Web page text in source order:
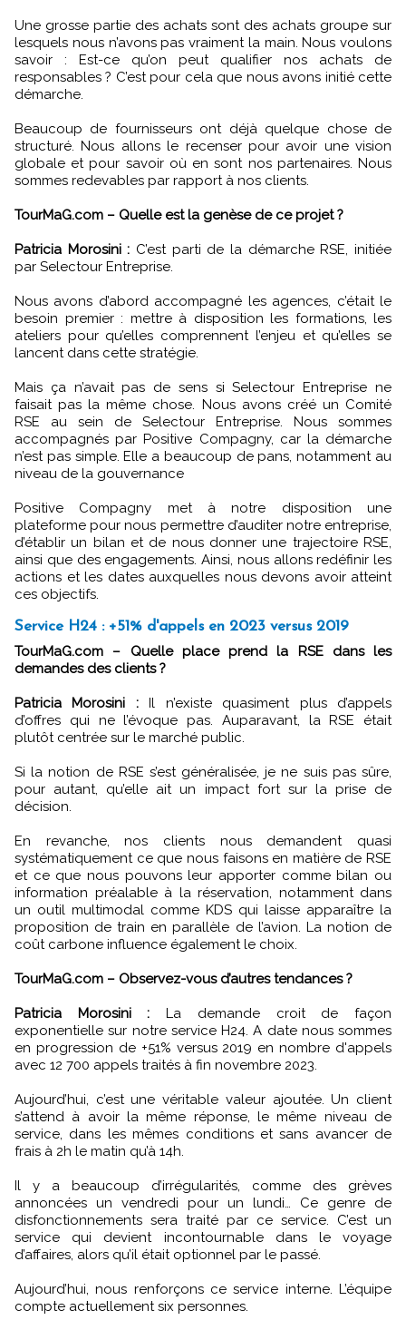
Une grosse partie des achats sont des achats groupe sur
lesquels nous n’avons pas vraiment la main. Nous voulons
savoir : Est-ce qu’on peut qualifier nos achats de
responsables ? C’est pour cela que nous avons initié cette
démarche.
Beaucoup de fournisseurs ont déjà quelque chose de
structuré. Nous allons le recenser pour avoir une vision
globale et pour savoir où en sont nos partenaires. Nous
sommes redevables par rapport à nos clients.
TourMaG.com – Quelle est la genèse de ce projet ?
Patricia Morosini : C’est parti de la démarche RSE, initiée
par Selectour Entreprise.
Nous avons d’abord accompagné les agences, c’était le
besoin premier : mettre à disposition les formations, les
ateliers pour qu’elles comprennent l’enjeu et qu’elles se
lancent dans cette stratégie.
Mais ça n’avait pas de sens si Selectour Entreprise ne
faisait pas la même chose. Nous avons créé un Comité
RSE au sein de Selectour Entreprise. Nous sommes
accompagnés par Positive Compagny, car la démarche
n’est pas simple. Elle a beaucoup de pans, notamment au
niveau de la gouvernance
Positive Compagny met à notre disposition une
plateforme pour nous permettre d’auditer notre entreprise,
d’établir un bilan et de nous donner une trajectoire RSE,
ainsi que des engagements. Ainsi, nous allons redéfinir les
actions et les dates auxquelles nous devons avoir atteint
ces objectifs.
Service H24 : +51% d'appels en 2023 versus 2019
TourMaG.com – Quelle place prend la RSE dans les
demandes des clients ?
Patricia Morosini :Il n’existe quasiment plus d’appels
d’offres qui ne l’évoque pas. Auparavant, la RSE était
plutôt centrée sur le marché public.
Si la notion de RSE s’est généralisée, je ne suis pas sûre,
pour autant, qu’elle ait un impact fort sur la prise de
décision.
En revanche, nos clients nous demandent quasi
systématiquement ce que nous faisons en matière de RSE
et ce que nous pouvons leur apporter comme bilan ou
information préalable à la réservation, notamment dans
un outil multimodal comme KDS qui laisse apparaître la
proposition de train en parallèle de l’avion. La notion de
coût carbone influence également le choix.
TourMaG.com – Observez-vous d’autres tendances ?
Patricia Morosini : La demande croit de façon
exponentielle sur notre service H24. A date nous sommes
en progression de +51% versus 2019 en nombre d'appels
avec 12 700 appels traités à fin novembre 2023.
Aujourd’hui, c’est une véritable valeur ajoutée. Un client
s’attend à avoir la même réponse, le même niveau de
service, dans les mêmes conditions et sans avancer de
frais à 2h le matin qu’à 14h.
Il y a beaucoup d’irrégularités, comme des grèves
annoncées un vendredi pour un lundi… Ce genre de
disfonctionnements sera traité par ce service. C’est un
service qui devient incontournable dans le voyage
d’affaires, alors qu’il était optionnel par le passé.
Aujourd’hui, nous renforçons ce service interne. L’équipe
compte actuellement six personnes.